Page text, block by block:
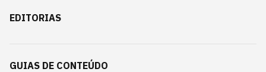
EDITORIAS
GUIAS DE CONTEÚDO